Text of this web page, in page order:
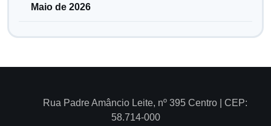
Maio de 2026
Rua Padre Amâncio Leite, nº 395 Centro | CEP:
58.714-000